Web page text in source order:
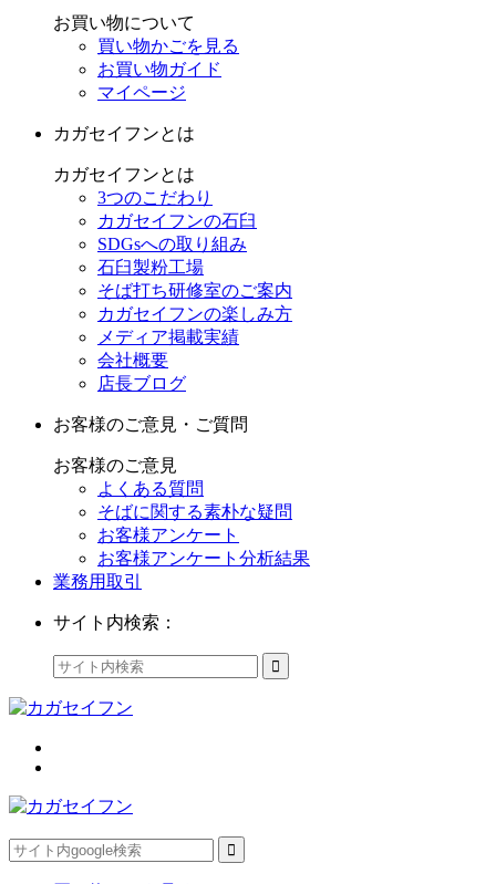
お買い物について
買い物かごを見る
お買い物ガイド
マイページ
カガセイフンとは
カガセイフンとは
3つのこだわり
カガセイフンの石臼
SDGsへの取り組み
石臼製粉工場
そば打ち研修室のご案内
カガセイフンの楽しみ方
メディア掲載実績
会社概要
店長ブログ
お客様のご意見・ご質問
お客様のご意見
よくある質問
そばに関する素朴な疑問
お客様アンケート
お客様アンケート分析結果
業務用取引
サイト内検索：